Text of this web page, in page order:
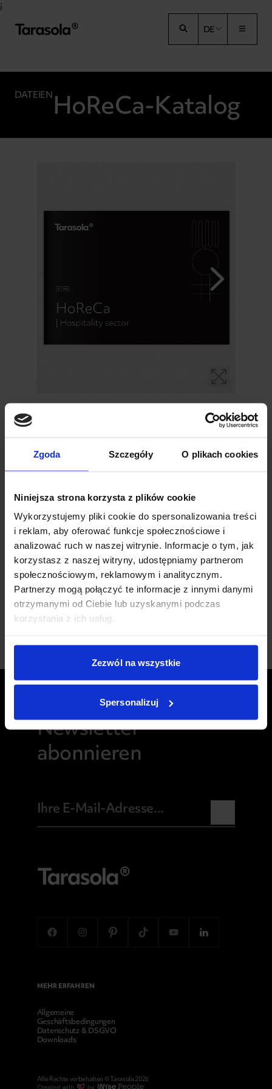
Zgoda Szczegóły O plikach cookies
Niniejsza strona korzysta z plików cookie
Wykorzystujemy pliki cookie do spersonalizowania treści
i reklam, aby oferować funkcje społecznościowe i
analizować ruch w naszej witrynie. Informacje o tym, jak
korzystasz z naszej witryny, udostępniamy partnerom
społecznościowym, reklamowym i analitycznym.
Partnerzy mogą połączyć te informacje z innymi danymi
otrzymanymi od Ciebie lub uzyskanymi podczas
korzystania z ich usług.
Zezwól na wszystkie
Spersonalizuj
Przejdź do treści
DE
i
DATEIEN HoReCa-Katalog
Kontaktieren Sie uns
Haben Sie nicht
Produkt
gefunden?
Benötigen Sie
eine Beratung?
KONTAKTIEREN SIE UNS
Newsletter
abonnieren
MEHR ERFAHREN
Allgemeine
Geschäftsbedingungen
Datenschutz & DSGVO
Downloads
Alle Rechte vorbehalten © Tarasola 2026